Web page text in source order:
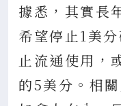
據悉，其實長
希望停止1美
止流通使用，
的5美分。相